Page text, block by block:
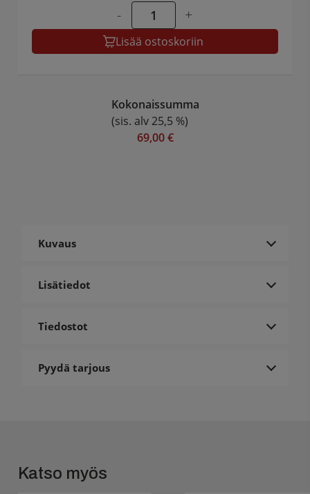
- +
Lisää ostoskoriin
Kokonaissumma
(sis. alv 25,5 %)
69,00 €
Kuvaus
Lisätiedot
Tiedostot
Pyydä tarjous
Katso myös